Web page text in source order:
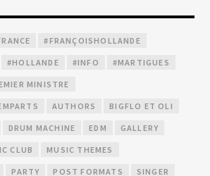
#FRANÇOISHOLLANDE
#HOLLANDE #INFO #MARTIGUES
MINISTRE
AUTHORS BIGFLO ET OLI
DRUM MACHINE EDM GALLERY
CLUB MUSIC THEMES
PARTY POST FORMATS SINGER